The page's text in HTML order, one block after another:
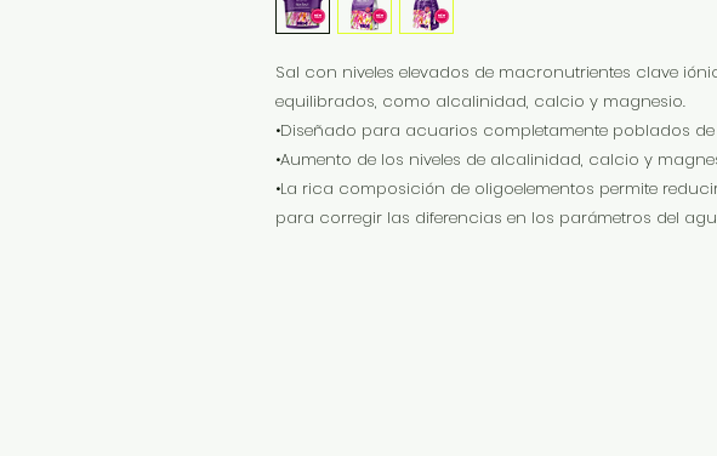
Sal con niveles elevados de macronutrientes clave
equilibrados, como alcalinidad, calcio y magnesio.
•Diseñado para acuarios completamente poblados de
•Aumento de los niveles de alcalinidad, calcio y
•La rica composición de oligoelementos permite
para corregir las diferencias en los parámetros del